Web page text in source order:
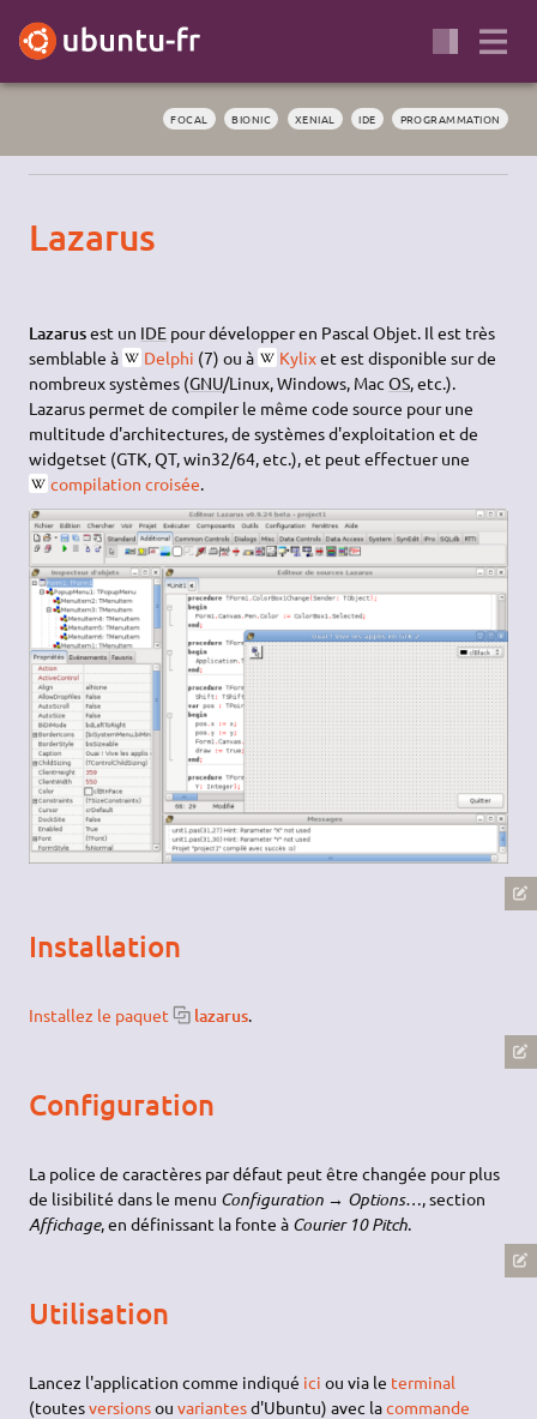
FOCAL BIONIC XENIAL IDE PROGRAMMATION
Lazarus
Lazarusest un IDE pour développer en Pascal Objet. Il est très
semblable à
Delphi (7) ou à Kylixet est disponible sur de
nombreux systèmes (GNU/Linux, Windows, MacOS, etc.).
Lazarus permet de compiler le même code source pour une
multitude d'architectures, de systèmes d'exploitation et de
widgetset (GTK, QT, win32/64, etc.), et peut effectuer une
compilation croisée.
Installation
Installez le paquet lazarus.
Configuration
La police de caractères par défaut peut être changée pour plus
de lisibilité dans le menu Configuration → Options…, section
Affichage, en définissant la fonte à Courier 10 Pitch.
Utilisation
Lancez l'application comme indiqué ici ou via le terminal
(toutesversionsouvariantesd'Ubuntu) avec lacommande